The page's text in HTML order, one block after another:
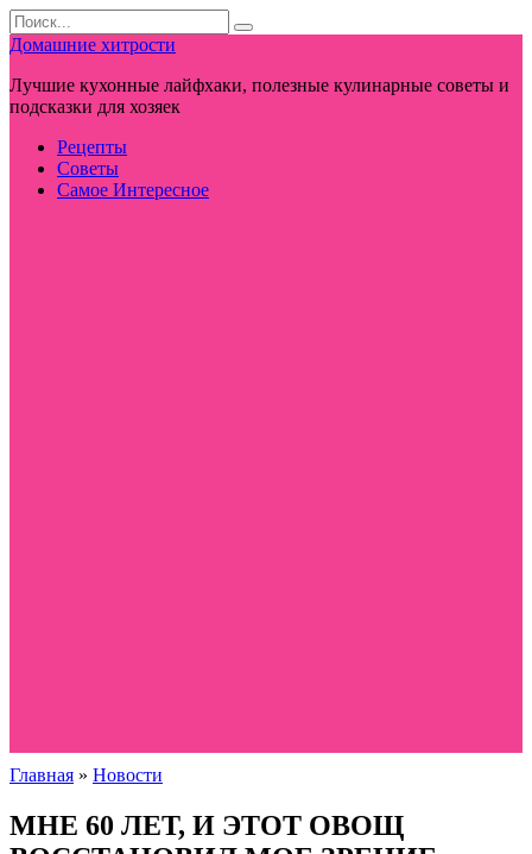
Перейти
к
контенту
Search
for:
Домашние хитрости
Лучшие кухонные лайфхаки, полезные кулинарные советы и
подсказки для хозяек
Рецепты
Советы
Самое Интересное
Главная » Новости
МНЕ 60 ЛЕТ, И ЭТОТ ОВОЩ